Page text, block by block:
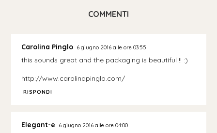
COMMENTI
Carolina Pinglo 6 giugno 2016 alle ore 03:55
this sounds great and the packaging is beautiful !! :)
http://www.carolinapinglo.com/
RISPONDI
Elegant-e 6 giugno 2016 alle ore 04:00